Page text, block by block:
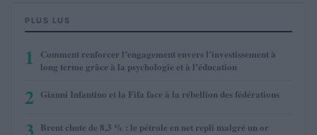
PLUS LUS
1
Comment renforcer l’engagement envers l’investissement à
long terme grâce à la psychologie et à l’éducation
2 Gianni Infantino et la Fifa face à la rébellion des fédérations
Brent chute de 8,3 % : le pétrole en net repli malgré un or